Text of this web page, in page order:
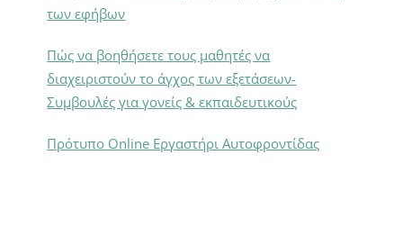
των εφήβων
Πώς να βοηθήσετε τους μαθητές να
διαχειριστούν το άγχος των εξετάσεων-
Συμβουλές για γονείς & εκπαιδευτικούς
Πρότυπο Online Εργαστήρι Αυτοφροντίδας